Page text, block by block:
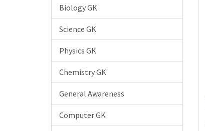
Biology GK
Science GK
Physics GK
Chemistry GK
General Awareness
Computer GK